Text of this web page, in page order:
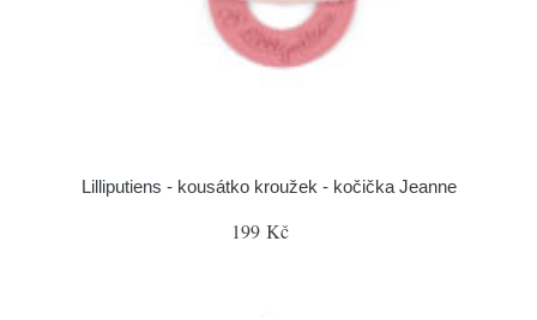
Lilliputiens - kousátko kroužek - kočička Jeanne
199 Kč